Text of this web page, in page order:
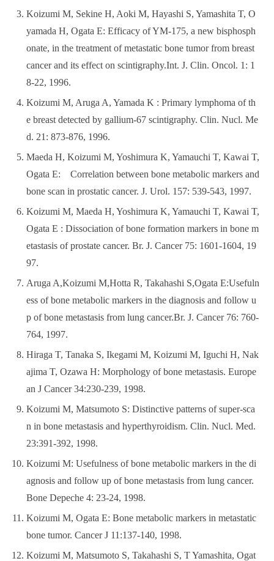
Koizumi M, Sekine H, Aoki M, Hayashi S, Yamashita T, O
yamada H, Ogata E: Efficacy of YM-175, a new bisphosph
onate, in the treatment of metastatic bone tumor from breast
cancer and its effect on scintigraphy.Int. J. Clin. Oncol. 1: 1
8-22, 1996.
Koizumi M, Aruga A, Yamada K : Primary lymphoma of th
e breast detected by gallium-67 scintigraphy. Clin. Nucl. Me
d. 21: 873-876, 1996.
Maeda H, Koizumi M, Yoshimura K, Yamauchi T, Kawai T,
Ogata E: Correlation between bone metabolic markers and
bone scan in prostatic cancer. J. Urol. 157: 539-543, 1997.
Koizumi M, Maeda H, Yoshimura K, Yamauchi T, Kawai T,
Ogata E : Dissociation of bone formation markers in bone m
etastasis of prostate cancer. Br. J. Cancer 75: 1601-1604, 19
97.
Aruga A,Koizumi M,Hotta R, Takahashi S,Ogata E:Usefuln
ess of bone metabolic markers in the diagnosis and follow u
p of bone metastasis from lung cancer.Br. J. Cancer 76: 760-
764, 1997.
Hiraga T, Tanaka S, Ikegami M, Koizumi M, Iguchi H, Nak
ajima T, Ozawa H: Morphology of bone metastasis. Europe
an J Cancer 34:230-239, 1998.
Koizumi M, Matsumoto S: Distinctive patterns of super-sca
n in bone metastasis and hyperthyroidism. Clin. Nucl. Med.
23:391-392, 1998.
Koizumi M: Usefulness of bone metabolic markers in the di
agnosis and follow up of bone metastasis from lung cancer.
Bone Depeche 4: 23-24, 1998.
Koizumi M, Ogata E: Bone metabolic markers in metastatic
bone tumor. Cancer J 11:137-140, 1998.
Koizumi M, Matsumoto S, Takahashi S, T Yamashita, Ogat